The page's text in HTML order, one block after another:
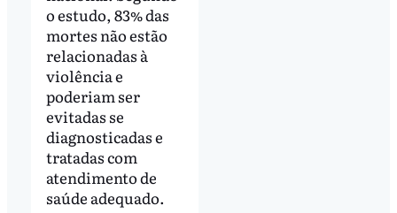
o estudo, 83% das
mortes não estão
relacionadas à
violência e
poderiam ser
evitadas se
diagnosticadas e
tratadas com
atendimento de
saúde adequado.